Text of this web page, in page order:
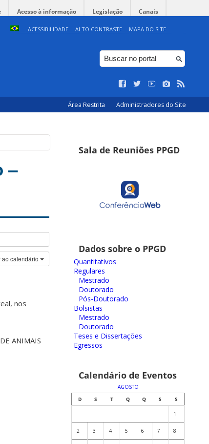
Acesso à informação Legislação Canais
ACESSIBILIDADE ALTO CONTRASTE MAPA DO SITE
Área Restrita Administradores do Site
–
ao calendário
nos
ANIMAIS
Sala de Reuniões PPGD
Dados sobre o PPGD
Quantitativos
Regulares
Mestrado
Doutorado
Pós-Doutorado
Bolsistas
Mestrado
Doutorado
Teses e Dissertações
Egressos
Calendário de Eventos
AGOSTO
D
S T Q Q S S
1
2 3 4 5 6 7 8